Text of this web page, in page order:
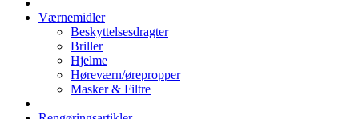
Værnemidler
Beskyttelsesdragter
Briller
Hjelme
Høreværn/ørepropper
Masker & Filtre